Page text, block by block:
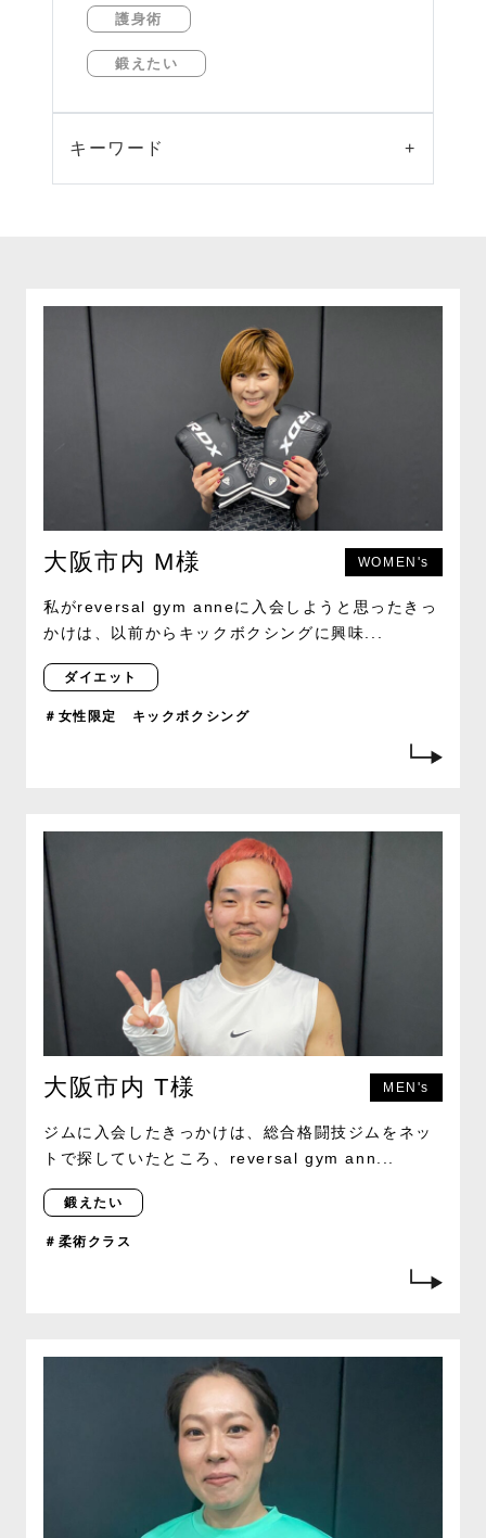
護身術
鍛えたい
キーワード +
大阪市内 M様 WOMEN's
私がreversal gym anneに入会しようと思ったきっ
かけは、以前からキックボクシングに興味...
ダイエット
＃女性限定 キックボクシング
大阪市内 T様 MEN's
ジムに入会したきっかけは、総合格闘技ジムをネッ
トで探していたところ、reversal gym ann...
鍛えたい
＃柔術クラス